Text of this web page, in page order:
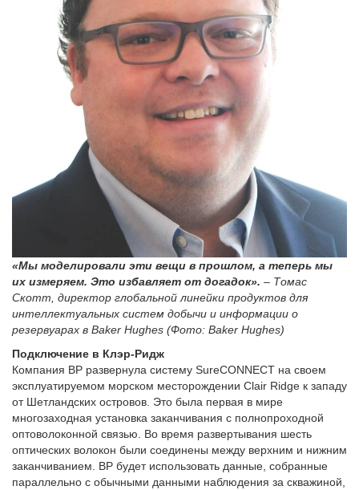
«Мы моделировали эти вещи в прошлом, а теперь мы
их измеряем. Это избавляет от догадок». – Томас
Скотт, директор глобальной линейки продуктов для
интеллектуальных систем добычи и информации о
резервуарах в Baker Hughes (Фото: Baker Hughes)
Подключение в Клэр-Ридж
Компания BP развернула систему SureCONNECT на своем
эксплуатируемом морском месторождении Clair Ridge к западу
от Шетландских островов. Это была первая в мире
многозаходная установка заканчивания с полнопроходной
оптоволоконной связью. Во время развертывания шесть
оптических волокон были соединены между верхним и нижним
заканчиванием. BP будет использовать данные, собранные
параллельно с обычными данными наблюдения за скважиной,